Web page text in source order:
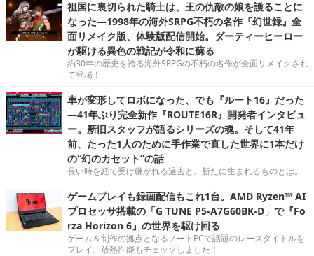
祖国に裏切られた騎士は、王の仇敵の娘を護ることに
なった―1998年の海外SRPG不朽の名作『幻世録』全
面リメイク版、体験版配信開始。ダーティーヒーロー
が駆ける異色の戦記が令和に蘇る
約30年の歴史を誇る海外SRPGの不朽の名作が全面リメイクされ
て登場！
車が変形してロボになった、でも『ルート16』だった
―41年ぶり完全新作『ROUTE16R』開発者インタビュ
ー。新旧スタッフが語るシリーズの魂。そして41年
前、たった1人のために手作業で直した世界に1本だけ
の“幻のカセット”の話
長い時を経て受け継がれる過去と、新たに生まれるものとは。
ゲームプレイも録画配信もこれ1台。AMD Ryzen™ AI
プロセッサ搭載の「G TUNE P5-A7G60BK-D」で『Fo
rza Horizon 6』の世界を駆け回る
ゲーム＆制作の拠点となるノートPCで話題のレースタイトルを
プレイ。放熱性能もチェックしました！